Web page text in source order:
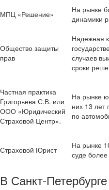
МПЦ «Решение»
На рынке
динамики
Общество защиты
прав
Надежная
случаев
сроки
Частная практика
Григорьева С.В. или
ООО «Юридический
Страховой Центр».
На рынке
них 13
по
Страховой Юрист
На рынке
суде
В Санкт-Петербурге